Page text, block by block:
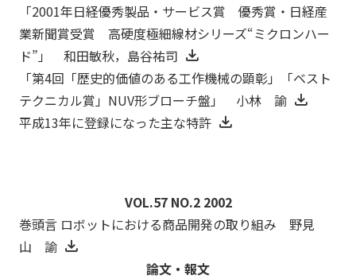
「2001年日経優秀製品・サービス賞 優秀賞・日経産
業新聞賞受賞 高硬度極細線材シリーズ“ミクロンハー
ド”」 和田敏秋，島谷祐司
「第4回「歴史的価値のある工作機械の顕彰」「ベスト
テクニカル賞」NUV形ブローチ盤」 小林 諭
平成13年に登録になった主な特許
VOL.57 NO.2 2002
巻頭言 ロボットにおける商品開発の取り組み 野見
山 諭
論文・報文